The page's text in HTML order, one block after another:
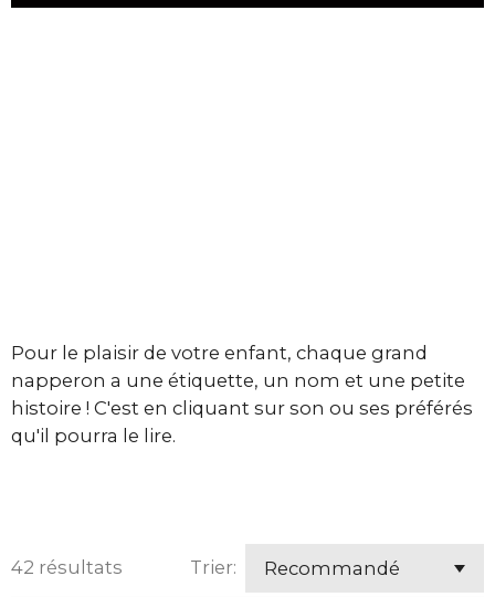
Pour le plaisir de votre enfant, chaque grand
napperon a une étiquette, un nom et une petite
histoire ! C'est en cliquant sur son ou ses préférés
qu'il pourra le lire.
42 résultats Trier: